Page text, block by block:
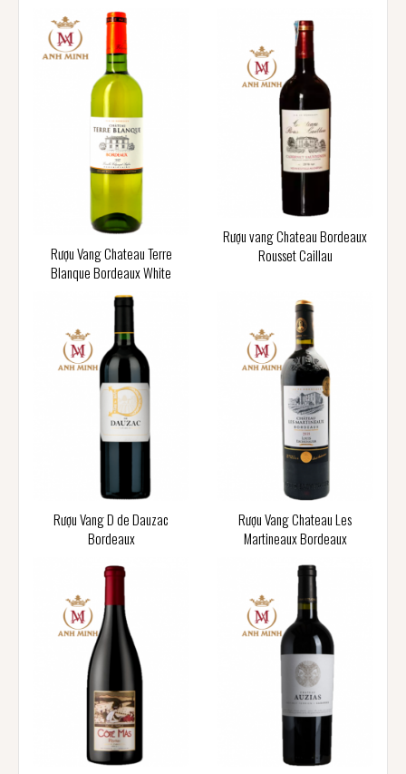
Rượu Vang Chateau Terre
Blanque Bordeaux White
Rượu vang Chateau Bordeaux
Rousset Caillau
Rượu Vang D de Dauzac
Bordeaux
Rượu Vang Chateau Les
Martineaux Bordeaux